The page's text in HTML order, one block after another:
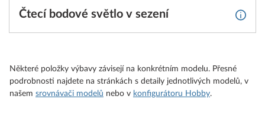
Čtecí bodové světlo v sezení Více
Některé položky výbavy závisejí na konkrétním modelu. Přesné
podrobnosti najdete na stránkách s detaily jednotlivých modelů, v
našem srovnávači modelů nebo v konfigurátoru Hobby.